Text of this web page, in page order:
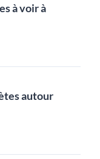
à voir à
autour